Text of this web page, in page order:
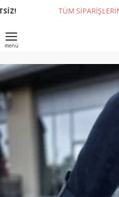
TÜM SİPARİŞLERİNİZE